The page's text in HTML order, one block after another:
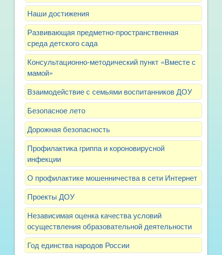
Наши достижения
Развивающая предметно-пространственная
среда детского сада
Консультационно-методический пункт «Вместе с
мамой»
Взаимодействие с семьями воспитанников ДОУ
Безопасное лето
Дорожная безопасность
Профилактика гриппа и короновирусной
инфекции
О профилактике мошенничества в сети Интернет
Проекты ДОУ
Независимая оценка качества условий
осуществления образовательной деятельности
Год единства народов России